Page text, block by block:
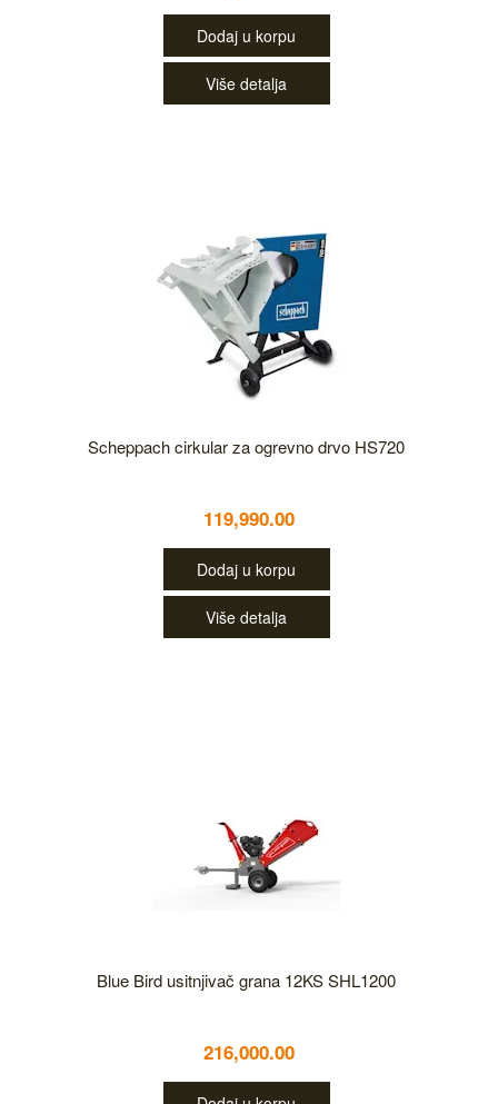
Dodaj u korpu
Više detalja
Scheppach cirkular za ogrevno drvo HS720
119,990.00
Dodaj u korpu
Više detalja
Blue Bird usitnjivač grana 12KS SHL1200
216,000.00